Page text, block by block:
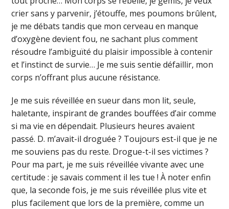
crier sans y parvenir, j’étouffe, mes poumons brûlent,
je me débats tandis que mon cerveau en manque
d’oxygène devient fou, ne sachant plus comment
résoudre l’ambiguïté du plaisir impossible à contenir
et l’instinct de survie… Je me suis sentie défaillir, mon
corps n’offrant plus aucune résistance.
Je me suis réveillée en sueur dans mon lit, seule,
haletante, inspirant de grandes bouffées d’air comme
si ma vie en dépendait. Plusieurs heures avaient
passé. D. m’avait-il droguée ? Toujours est-il que je ne
me souviens pas du reste. Drogue-t-il ses victimes ?
Pour ma part, je me suis réveillée vivante avec une
certitude : je savais comment il les tue ! À noter enfin
que, la seconde fois, je me suis réveillée plus vite et
plus facilement que lors de la première, comme un